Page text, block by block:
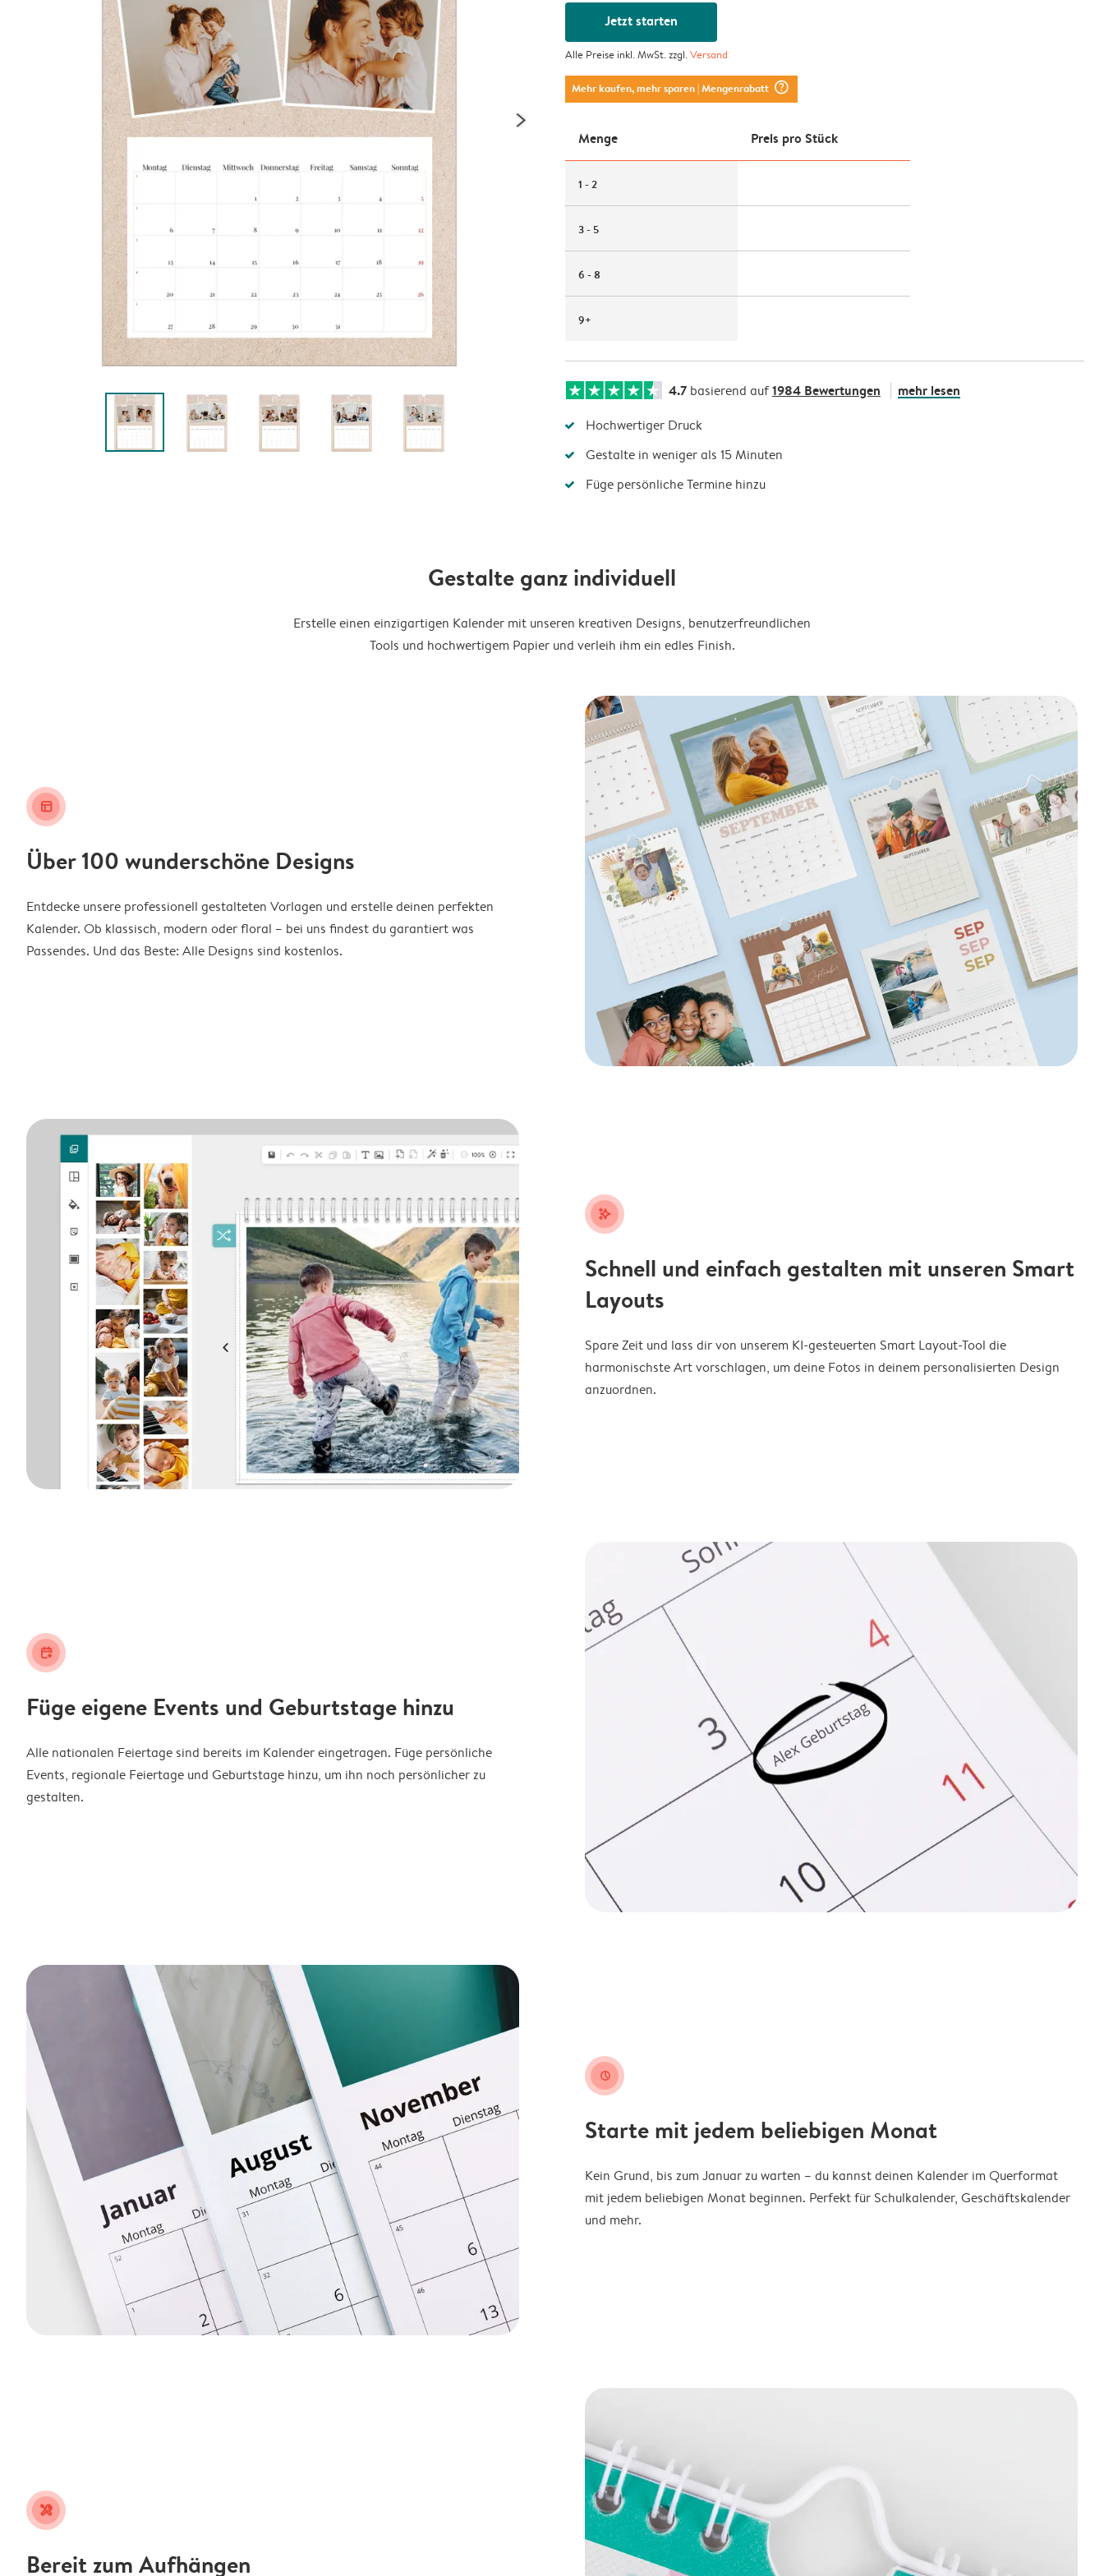
Jetzt starten
Alle Preise inkl. MwSt. zzgl.Versand
Mehr kaufen, mehr sparen| Mengenrabatt question_mark_circle
Menge Preis pro Stück
1 - 2
3 - 5
6 - 8
9+
4.7 basierend auf1984 Bewertungen mehr lesen
Hochwertiger Druck
Gestalte in weniger als 15 Minuten
Füge persönliche Termine hinzu
Gestalte ganz individuell
Erstelle einen einzigartigen Kalender mit unseren kreativen Designs, benutzerfreundlichen
Tools und hochwertigem Papier und verleih ihm ein edles Finish.
layout_alt
Über 100 wunderschöne Designs
Entdecke unsere professionell gestalteten Vorlagen und erstelle deinen perfekten
Kalender. Ob klassisch, modern oder floral – bei uns findest du garantiert was
Passendes. Und das Beste: Alle Designs sind kostenlos.
stars_plus
Schnell und einfach gestalten mit unseren Smart
Layouts
Spare Zeit und lass dir von unserem KI-gesteuerten Smart Layout-Tool die
harmonischste Art vorschlagen, um deine Fotos in deinem personalisierten Design
anzuordnen.
calendar_plus
Füge eigene Events und Geburtstage hinzu
Alle nationalen Feiertage sind bereits im Kalender eingetragen. Füge persönliche
Events, regionale Feiertage und Geburtstage hinzu, um ihn noch persönlicher zu
gestalten.
clock
Starte mit jedem beliebigen Monat
Kein Grund, bis zum Januar zu warten – du kannst deinen Kalender im Querformat
mit jedem beliebigen Monat beginnen. Perfekt für Schulkalender, Geschäftskalender
und mehr.
tools
Bereit zum Aufhängen